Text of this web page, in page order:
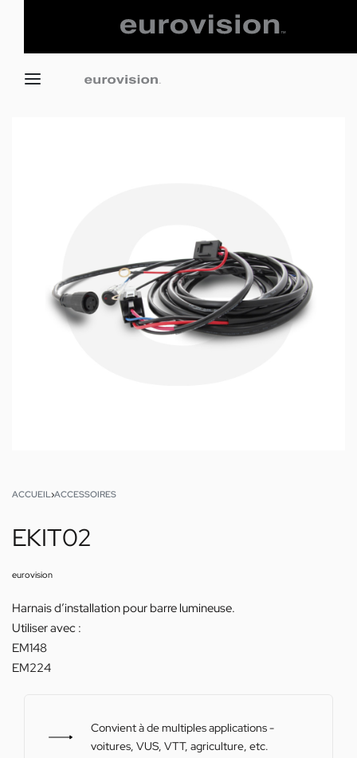
ACCUEIL›ACCESSOIRES
EKIT02
eurovision
Harnais d’installation pour barre lumineuse.
Utiliser avec :
EM148
EM224
Convient à de multiples applications -
voitures, VUS, VTT, agriculture, etc.